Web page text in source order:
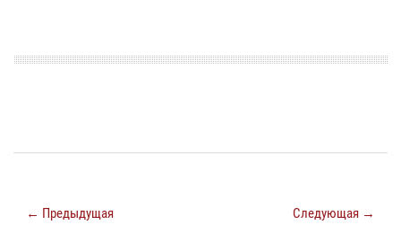
← Предыдущая Следующая →